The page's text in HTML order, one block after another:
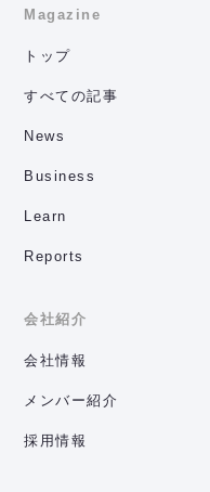
Magazine
トップ
すべての記事
News
Business
Learn
Reports
会社紹介
会社情報
メンバー紹介
採用情報